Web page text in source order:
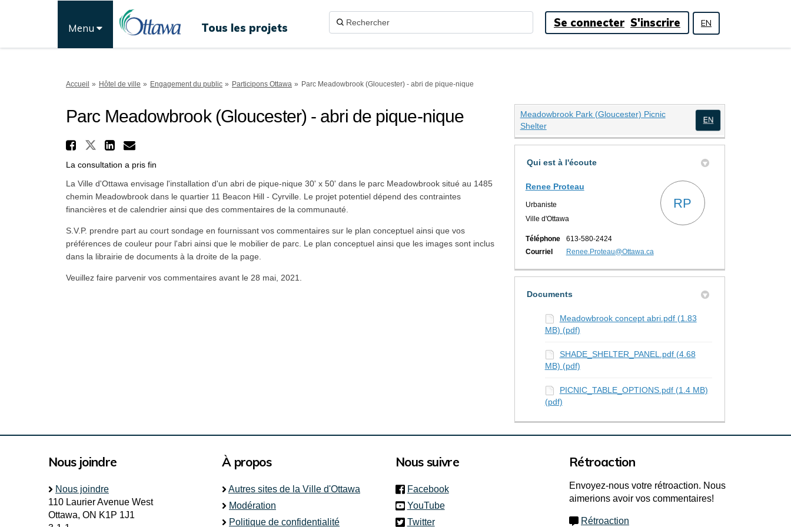
Menu EN
Tous les projets Se connecter S'inscrire
Vous êtes ici:
Accueil Hôtel de ville Engagement du public Participons Ottawa Parc Meadowbrook (Gloucester) - abri de pique-nique
Parc Meadowbrook (Gloucester) - abri de pique-nique
Partager Parc Meadowbrook (Gloucester) - abri de pique-nique sur Facebook
Partager Parc Meadowbrook (Gloucester) - abri de pique-nique sur Twitter
Partager Parc Meadowbrook (Gloucester) - abri de pique-nique sur Linkedin
Courriel Parc Meadowbrook (Gloucester) - abri de pique-nique lien
La consultation a pris fin
La Ville d'Ottawa envisage l'installation d'un abri de pique-nique 30' x 50' dans le parc Meadowbrook situé au 1485
chemin Meadowbrook dans le quartier 11 Beacon Hill - Cyrville. Le projet potentiel dépend des contraintes
financières et de calendrier ainsi que des commentaires de la communauté.
S.V.P. prendre part au court sondage en fournissant vos commentaires sur le plan conceptuel ainsi que vos
préférences de couleur pour l'abri ainsi que le mobilier de parc. Le plan conceptuel ainsi que les images sont inclus
dans la librairie de documents à la droite de la page.
Veuillez faire parvenir vos commentaires avant le 28 mai, 2021.
Meadowbrook Park (Gloucester) Picnic
Shelter(Liens externes)
(Liens externes)
Qui est à l'écoute
Renee Proteau
Urbaniste
Ville d'Ottawa
RP
Téléphone
613-580-2424
Courriel
Renee.Proteau@Ottawa.ca(Liens externes)
Documents
Meadowbrook concept abri.pdf (1.83
MB) (pdf)
SHADE_SHELTER_PANEL.pdf (4.68
MB) (pdf)
PICNIC_TABLE_OPTIONS.pdf (1.4 MB)
(pdf)
Nous joindre
Nous joindre
110 Laurier Avenue West
Ottawa, ON K1P 1J1
À propos
Autres sites de la Ville d'Ottawa
Modération
Politique de confidentialité
Nous suivre
Facebook(link is external)
YouTube
Twitter(link is external)
Rétroaction
Envoyez-nous votre rétroaction. Nous
aimerions avoir vos commentaires!
Rétroaction